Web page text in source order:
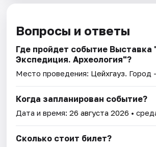
Вопросы и ответы
Где пройдет событие Выставка
Экспедиция. Археология"?
Место проведения: Цейхгауз. Город
Когда запланирован событие?
Дата и время:26 августа 2026 •
Сколько стоит билет?